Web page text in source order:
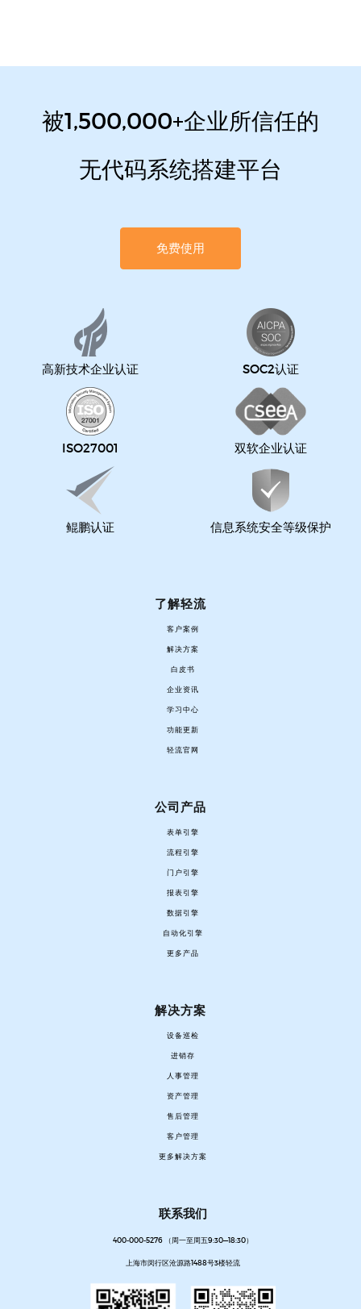
被1,500,000+企业所信任的
无代码系统搭建平台
免费使用
高新技术企业认证 SOC2认证
ISO27001 双软企业认证
鲲鹏认证 信息系统安全等级保护
了解轻流
客户案例
解决方案
白皮书
企业资讯
学习中心
功能更新
轻流官网
公司产品
表单引擎
流程引擎
门户引擎
报表引擎
数据引擎
自动化引擎
更多产品
解决方案
设备巡检
进销存
人事管理
资产管理
售后管理
客户管理
更多解决方案
联系我们
400-000-5276 （周一至周五9:30—18:30）
上海市闵行区沧源路1488号3楼轻流